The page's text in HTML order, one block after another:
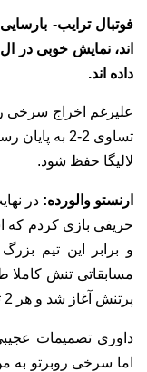
اند، نمایش خوبی در ال
داده اند.
علیرغم اخراج سرخی
تساوی 2-2 به
لالیگا حفظ شود.
ارنستو والورده:
حریفی بازی کردم که
و برابر این تیم
مسابقاتی تنش کاملا
پرتنش آغاز شد و هر 2 تیم در تلاش برای پبروز شئن بودند.
داوری تصمیمات
اما سرخی روبرتو